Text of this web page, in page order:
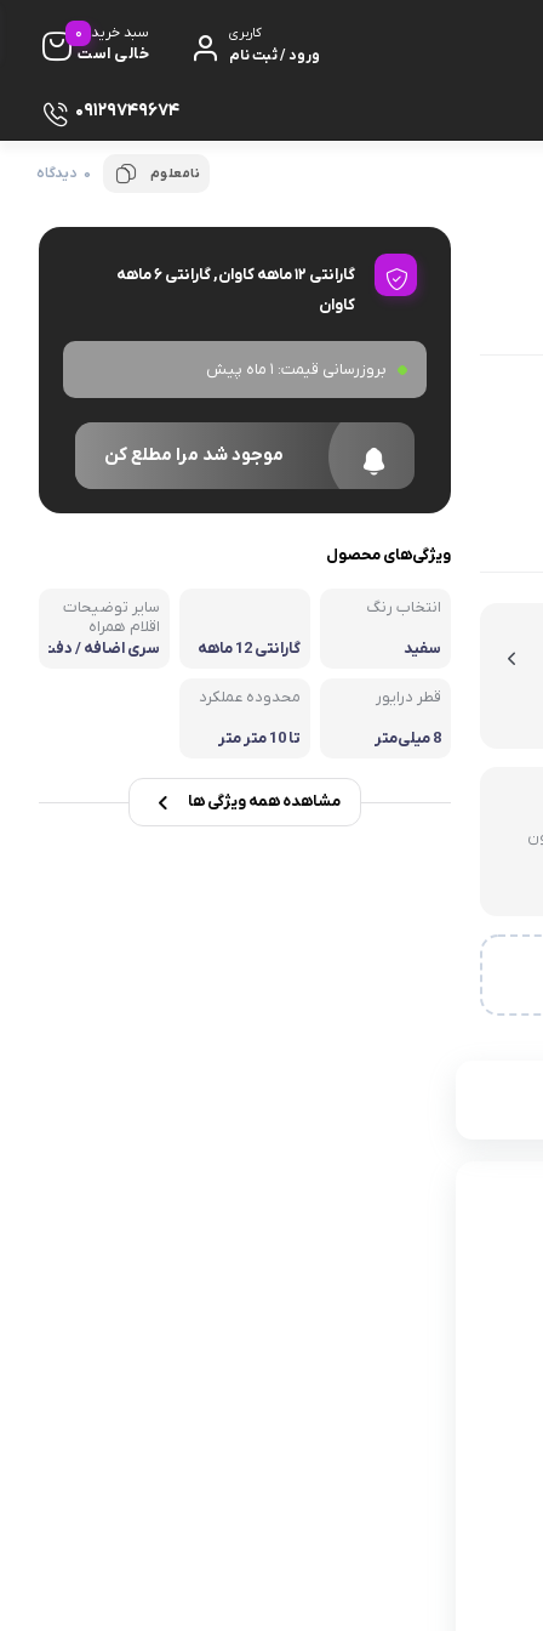
کاربری
ورود / ثبت نام
سبد خرید
خالی است
0
09129749674
نامعلوم 0 دیدگاه
3 میلیون
گارانتی 12 ماهه کاوان, گارانتی 6 ماهه
کاوان
بروزرسانی قیمت: 1 ماه پیش
موجود شد مرا مطلع کن
ویژگی‌های محصول
انتخاب رنگ
سفید
گارانتی 12 ماهه
سایر توضیحات
اقلام همراه
هدفون،
سری اضافه / دفت
قطر درایور
8 میلی‌متر
محدوده عملکرد
تا 10 متر متر
مشاهده همه ویژگی ها